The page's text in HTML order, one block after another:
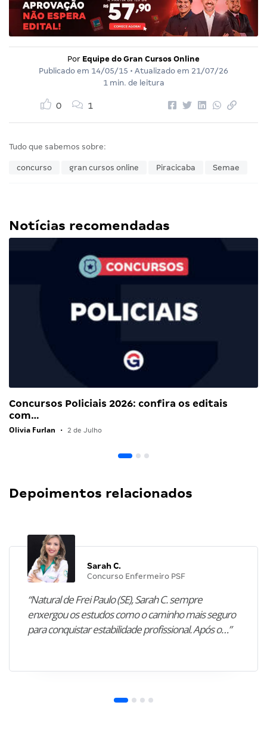
Por Equipe do Gran Cursos Online
Publicado em 14/05/15 • Atualizado em 21/07/26
1 min. de leitura
0 1
Tudo que sabemos sobre:
concurso gran cursos online Piracicaba Semae
Notícias recomendadas
Concursos Policiais 2026: confira os editais
com…
Olivia Furlan • 2 de Julho
Depoimentos relacionados
Sarah C.
Concurso Enfermeiro PSF
“Natural de Frei Paulo (SE), Sarah C. sempre
enxergou os estudos como o caminho mais seguro
para conquistar estabilidade profissional. Após o…”